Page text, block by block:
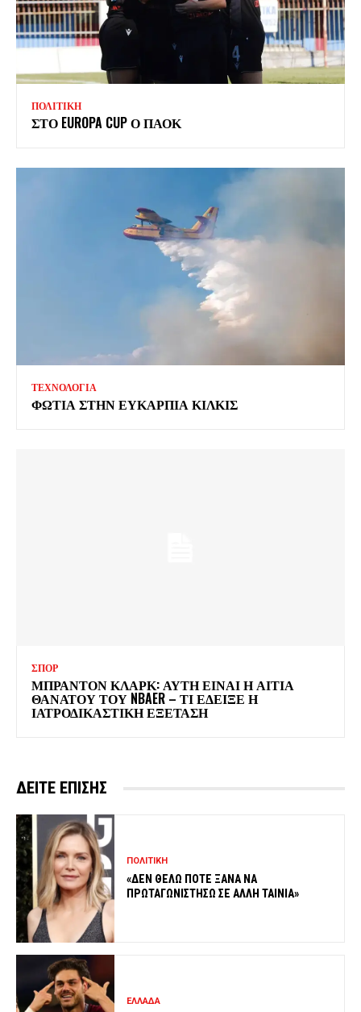
ΠΟΛΙΤΙΚΗ
ΣΤΟ EUROPA CUP Ο ΠΑΟΚ
ΤΕΧΝΟΛΟΓΙΑ
ΦΩΤΙΑ ΣΤΗΝ ΕΥΚΑΡΠΙΑ ΚΙΛΚΙΣ
ΣΠΟΡ
ΜΠΡΑΝΤΟΝ ΚΛΑΡΚ: ΑΥΤΗ ΕΙΝΑΙ Η ΑΙΤΙΑ
ΘΑΝΑΤΟΥ ΤΟΥ NBAER – ΤΙ ΕΔΕΙΞΕ Η
ΙΑΤΡΟΔΙΚΑΣΤΙΚΗ ΕΞΕΤΑΣΗ
ΔΕΙΤΕ ΕΠΙΣΗΣ
ΠΟΛΙΤΙΚΗ
«ΔΕΝ ΘΕΛΩ ΠΟΤΕ ΞΑΝΑ ΝΑ
ΠΡΩΤΑΓΩΝΙΣΤΗΣΩ ΣΕ ΑΛΛΗ ΤΑΙΝΙΑ»
ΕΛΛΑΔΑ